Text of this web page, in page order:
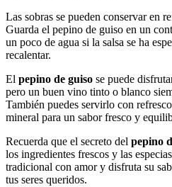
Las sobras se pueden conservar en
Guarda el pepino de guiso en un
un poco de agua si la salsa se ha
recalentar.
El pepino de guiso se puede
pero un buen vino tinto o blanco
También puedes servirlo con
mineral para un sabor fresco y
Recuerda que el secreto del pepino
los ingredientes frescos y las
tradicional con amor y disfruta su
tus seres queridos.